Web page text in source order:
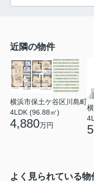
近隣の物件
横浜市保土ケ谷区川島町
4LDK (96.88㎡)
4,880万円
よく見られている物